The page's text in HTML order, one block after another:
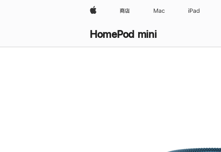
Apple 商店 Mac iPad
HomePod mini